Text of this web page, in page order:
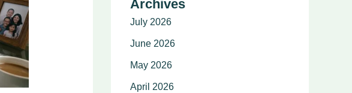
Archives
July 2026
June 2026
May 2026
April 2026